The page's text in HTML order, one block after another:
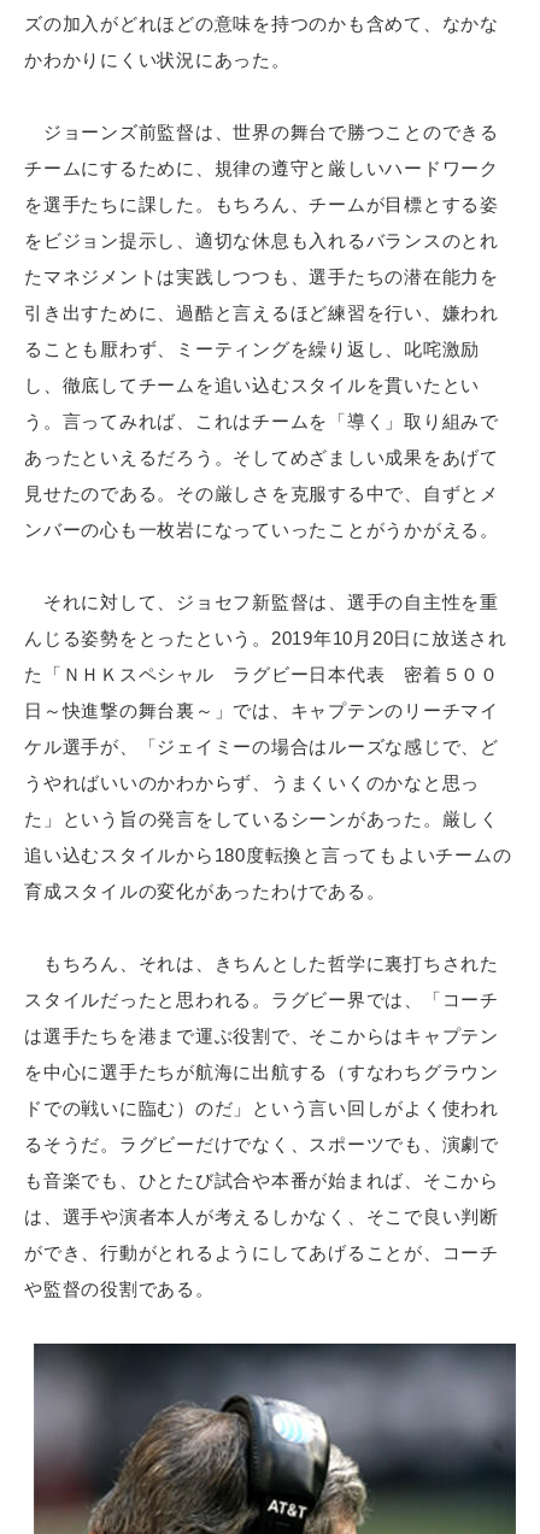
ズの加入がどれほどの意味を持つのかも含めて、なかな
かわかりにくい状況にあった。
ジョーンズ前監督は、世界の舞台で勝つことのできる
チームにするために、規律の遵守と厳しいハードワーク
を選手たちに課した。もちろん、チームが目標とする姿
をビジョン提示し、適切な休息も入れるバランスのとれ
たマネジメントは実践しつつも、選手たちの潜在能力を
引き出すために、過酷と言えるほど練習を行い、嫌われ
ることも厭わず、ミーティングを繰り返し、叱咤激励
し、徹底してチームを追い込むスタイルを貫いたとい
う。言ってみれば、これはチームを「導く」取り組みで
あったといえるだろう。そしてめざましい成果をあげて
見せたのである。その厳しさを克服する中で、自ずとメ
ンバーの心も一枚岩になっていったことがうかがえる。
それに対して、ジョセフ新監督は、選手の自主性を重
んじる姿勢をとったという。2019年10月20日に放送され
た「ＮＨＫスペシャル ラグビー日本代表 密着５００
日～快進撃の舞台裏～」では、キャプテンのリーチマイ
ケル選手が、「ジェイミーの場合はルーズな感じで、ど
うやればいいのかわからず、うまくいくのかなと思っ
た」という旨の発言をしているシーンがあった。厳しく
追い込むスタイルから180度転換と言ってもよいチームの
育成スタイルの変化があったわけである。
もちろん、それは、きちんとした哲学に裏打ちされた
スタイルだったと思われる。ラグビー界では、「コーチ
は選手たちを港まで運ぶ役割で、そこからはキャプテン
を中心に選手たちが航海に出航する（すなわちグラウン
ドでの戦いに臨む）のだ」という言い回しがよく使われ
るそうだ。ラグビーだけでなく、スポーツでも、演劇で
も音楽でも、ひとたび試合や本番が始まれば、そこから
は、選手や演者本人が考えるしかなく、そこで良い判断
ができ、行動がとれるようにしてあげることが、コーチ
や監督の役割である。